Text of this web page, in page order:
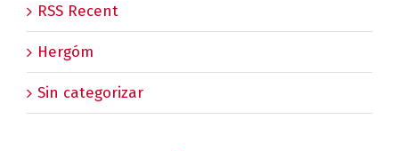
RSS Recent
Hergóm
Sin categorizar